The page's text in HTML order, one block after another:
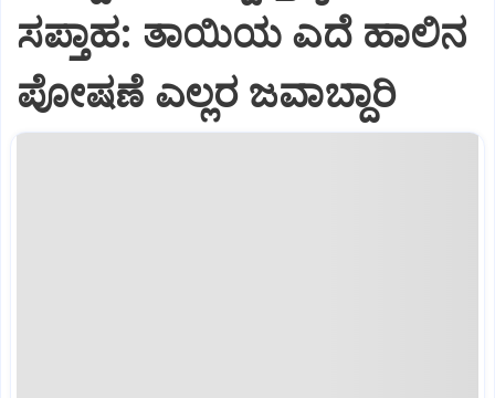
ಸಪ್ತಾಹ: ತಾಯಿಯ ಎದೆ ಹಾಲಿನ
ಪೋಷಣೆ ಎಲ್ಲರ ಜವಾಬ್ದಾರಿ